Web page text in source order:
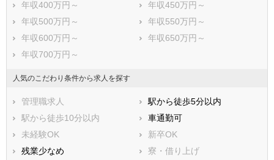
愛西市
清須市
北名古屋市
弥富市
みよし市
あま市
長久手市
西春日井郡豊山町
年収400万円～
年収450万円～
年収500万円～
年収550万円～
年収600万円～
年収650万円～
年収700万円～
人気のこだわり条件から求人を探す
管理職求人
駅から徒歩5分以内
駅から徒歩10分以内
車通勤可
未経験OK
新卒OK
残業少なめ
寮・借り上げ